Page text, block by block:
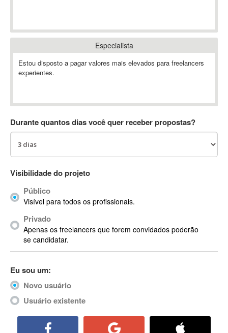
Ableton Live
Abstract
Abstract Window Toolkit (AWT)
AC Drives
ACARS
AccountMate
Acrobat
Acrobat X
Acronis
ACT
ActionScript
ActionScript 3
Active Directory
Especialista
Estou disposto a pagar valores mais elevados para freelancers
experientes.
Durante quantos dias você quer receber propostas?
Visibilidade do projeto
Público
Visível para todos os profissionais.
Privado
Apenas os freelancers que forem convidados poderão
se candidatar.
Eu sou um:
Novo usuário
Usuário existente